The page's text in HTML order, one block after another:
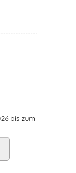
bis zum